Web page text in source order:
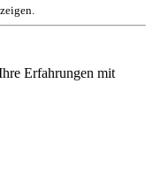
Erfahrungen mit